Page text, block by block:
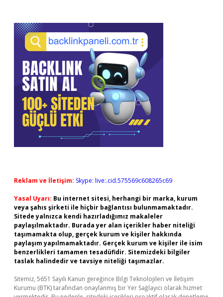
Reklam ve İletişim: Skype: live:.cid.575569c608265c69
Yasal Uyarı: Bu internet sitesi, herhangi bir marka, kurum
veya şahıs şirketi ile hiçbir bağlantısı bulunmamaktadır.
Sitede yalnızca kendi hazırladığımız makaleler
paylaşılmaktadır. Burada yer alan içerikler haber niteliği
taşımamakta olup, gerçek kurum ve kişiler hakkında
paylaşım yapılmamaktadır. Gerçek kurum ve kişiler ile isim
benzerlikleri tamamen tesadüfidir. Sitemizdeki bilgiler
taslak halindedir ve tavsiye niteliği taşımazlar.
Sitemiz, 5651 Sayılı Kanun gereğince Bilgi Teknolojileri ve İletişim
Kurumu (BTK) tarafından onaylanmış bir Yer Sağlayıcı olarak hizmet